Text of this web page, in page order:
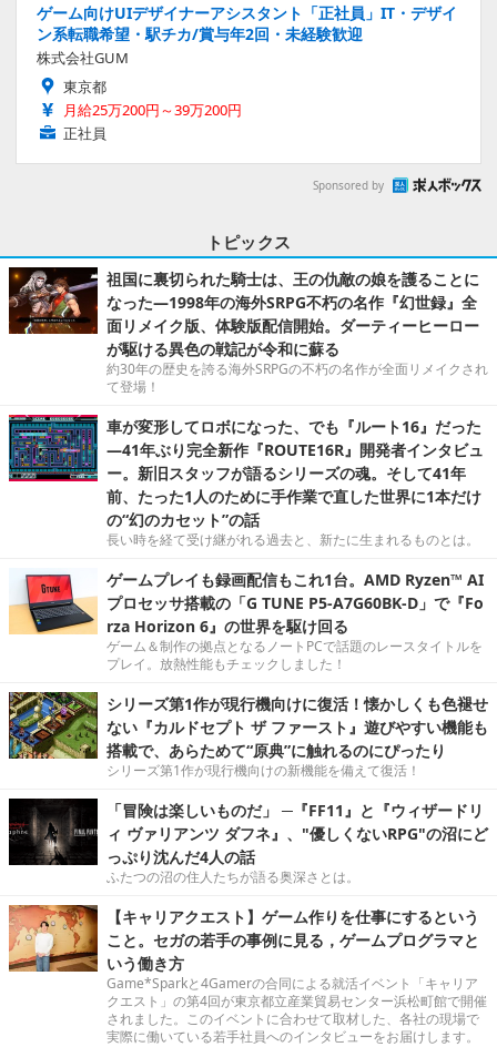
ゲーム向けUIデザイナーアシスタント「正社員」IT・デザイ
ン系転職希望・駅チカ/賞与年2回・未経験歓迎
株式会社GUM
東京都
月給25万200円～39万200円
正社員
Sponsored by
トピックス
祖国に裏切られた騎士は、王の仇敵の娘を護ることに
なった―1998年の海外SRPG不朽の名作『幻世録』全
面リメイク版、体験版配信開始。ダーティーヒーロー
が駆ける異色の戦記が令和に蘇る
約30年の歴史を誇る海外SRPGの不朽の名作が全面リメイクされ
て登場！
車が変形してロボになった、でも『ルート16』だった
―41年ぶり完全新作『ROUTE16R』開発者インタビュ
ー。新旧スタッフが語るシリーズの魂。そして41年
前、たった1人のために手作業で直した世界に1本だけ
の“幻のカセット”の話
長い時を経て受け継がれる過去と、新たに生まれるものとは。
ゲームプレイも録画配信もこれ1台。AMD Ryzen™ AI
プロセッサ搭載の「G TUNE P5-A7G60BK-D」で『Fo
rza Horizon 6』の世界を駆け回る
ゲーム＆制作の拠点となるノートPCで話題のレースタイトルを
プレイ。放熱性能もチェックしました！
シリーズ第1作が現行機向けに復活！懐かしくも色褪せ
ない『カルドセプト ザ ファースト』遊びやすい機能も
搭載で、あらためて“原典”に触れるのにぴったり
シリーズ第1作が現行機向けの新機能を備えて復活！
「冒険は楽しいものだ」 ─『FF11』と『ウィザードリ
ィ ヴァリアンツ ダフネ』、"優しくないRPG"の沼にど
っぷり沈んだ4人の話
ふたつの沼の住人たちが語る奥深さとは。
【キャリアクエスト】ゲーム作りを仕事にするという
こと。セガの若手の事例に見る，ゲームプログラマと
いう働き方
Game*Sparkと4Gamerの合同による就活イベント「キャリア
クエスト」の第4回が東京都立産業貿易センター浜松町館で開催
されました。このイベントに合わせて取材した、各社の現場で
実際に働いている若手社員へのインタビューをお届けします。